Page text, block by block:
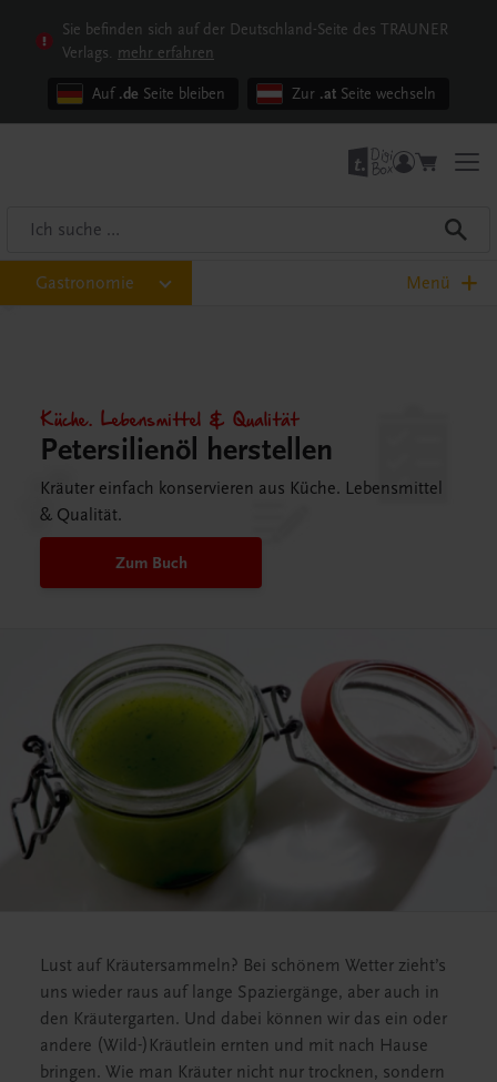
Sie befinden sich auf der Deutschland-Seite des TRAUNER
Verlags. mehr erfahren
Auf .de Seite bleiben Zur .at Seite wechseln
Gastronomie Menü
Küche. Lebensmittel & Qualität
Petersilienöl herstellen
Kräuter einfach konservieren aus Küche. Lebensmittel
& Qualität.
Zum Buch
Lust auf Kräutersammeln? Bei schönem Wetter zieht’s
uns wieder raus auf lange Spaziergänge, aber auch in
den Kräutergarten. Und dabei können wir das ein oder
andere (Wild-)Kräutlein ernten und mit nach Hause
bringen. Wie man Kräuter nicht nur trocknen, sondern